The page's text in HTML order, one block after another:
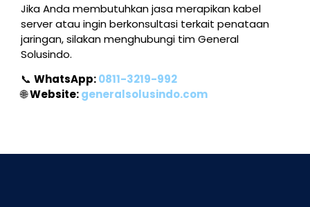
Jika Anda membutuhkan jasa merapikan kabel
server atau ingin berkonsultasi terkait penataan
jaringan, silakan menghubungi tim General
Solusindo.
📞 WhatsApp:0811-3219-992
🌐Website:generalsolusindo.com